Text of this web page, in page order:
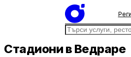
Стадиони в Ведраре